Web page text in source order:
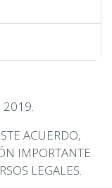
2019.
ACUERDO,
IMPORTANTE
LEGALES.